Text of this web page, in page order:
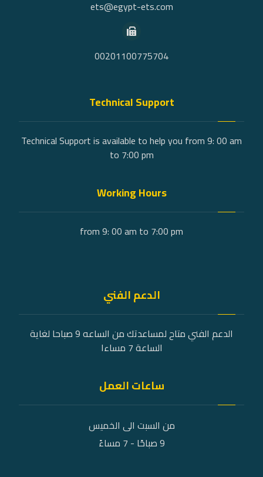
ets@egypt-ets.com
00201100775704
Technical Support
Technical Support is available to help you from 9: 00 am
to 7:00 pm
Working Hours
from 9: 00 am to 7:00 pm
الدعم الفني
الدعم الفني متاح لمساعدتك من الساعه 9 صباحا لغاية
الساعة 7 مساءا
ساعات العمل
من السبت الى الخميس
9 صباحًا - 7 مساءً